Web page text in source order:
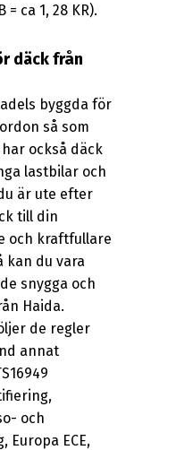
= ca 1, 28 KR).
däck från
byggda för
så som
också däck
lastbilar och
är ute efter
till din
och kraftfullare
kan du vara
snygga och
Haida.
de regler
annat
och
ECE,